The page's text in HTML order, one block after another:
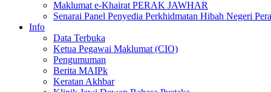
Maklumat e-Khairat PERAK JAWHAR
Senarai Panel Penyedia Perkhidmatan Hibah Negeri
Info
Data Terbuka
Ketua Pegawai Maklumat (CIO)
Pengumuman
Berita MAIPk
Keratan Akhbar